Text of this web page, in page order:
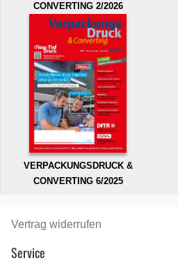
CONVERTING 2/2026
VERPACKUNGSDRUCK &
CONVERTING 6/2025
Vertrag widerrufen
Service